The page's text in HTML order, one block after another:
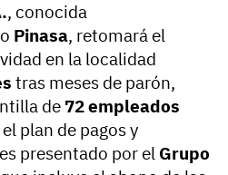
, conocida
Pinasa, retomará el
en la localidad
tras meses de parón,
de 72 empleados
plan de pagos y
presentado por el Grupo